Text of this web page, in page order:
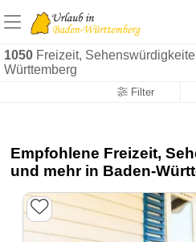
1050 Freizeit,
Württemberg
Filter
Empfohlene Freizeit,
und mehr in Baden-